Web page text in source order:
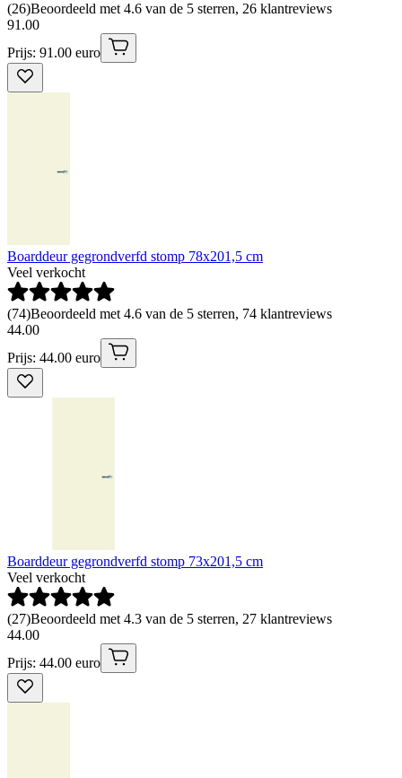
(26)Beoordeeld met 4.6 van de 5 sterren, 26 klantreviews
91 .00
Prijs: 91.00 euro
Boarddeur gegrondverfd stomp 78x201,5 cm
Veel verkocht
(74)Beoordeeld met 4.6 van de 5 sterren, 74 klantreviews
44.00
Prijs: 44.00 euro
Boarddeur gegrondverfd stomp 73x201,5 cm
Veel verkocht
(27)Beoordeeld met 4.3 van de 5 sterren, 27 klantreviews
44.00
Prijs: 44.00 euro